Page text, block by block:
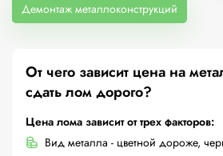
Демонтаж металлоконструкций
От чего зависит цена на
сдать лом дорого?
Цена лома зависит от трех факторов:
Вид металла - цветной дороже,